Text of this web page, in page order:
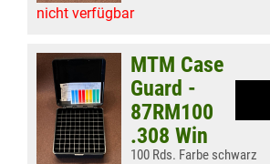
nicht verfügbar
MTM Case
Guard -
87RM100
.308 Win
100 Rds. Farbe schwarz